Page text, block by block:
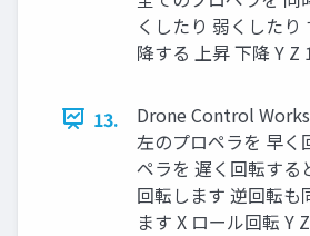
くしたり 弱くしたり
降する 上昇 下降 Y Z
13.
Drone Control
左のプロペラを 早く
ペラを 遅く回転する
回転します 逆回転も
ます X ロール回転 Y